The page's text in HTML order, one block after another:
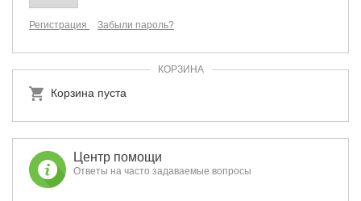
Регистрация Забыли пароль?
КОРЗИНА
Корзина пуста
Центр помощи
Ответы на часто задаваемые вопросы